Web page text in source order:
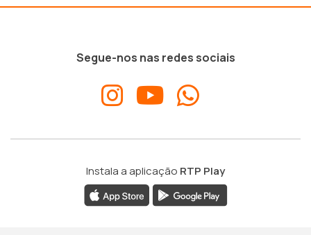
Segue-nos nas redes sociais
Instala a aplicação RTP Play